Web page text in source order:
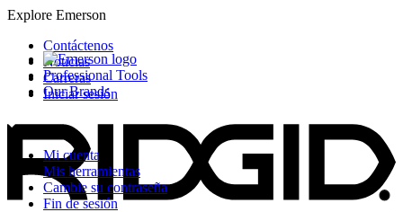
Explore Emerson
Professional Tools
Our Brands
Contáctenos
Noticias
Carreras
Iniciar sesión
Mi cuenta
Mis herramientas
Cambie su contraseña
Fin de sesión